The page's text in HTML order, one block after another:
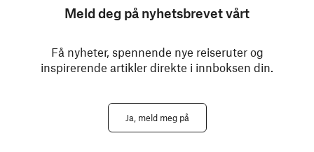
Meld deg på nyhetsbrevet vårt
Få nyheter, spennende nye reiseruter og
inspirerende artikler direkte i innboksen din.
Ja, meld meg på